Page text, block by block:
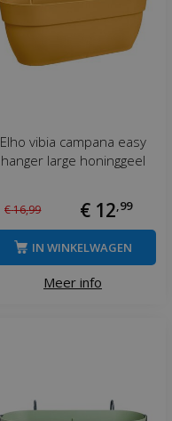
Elho vibia campana easy
hanger large honinggeel
€16,99 € 12 99
Meer info
IN WINKELWAGEN